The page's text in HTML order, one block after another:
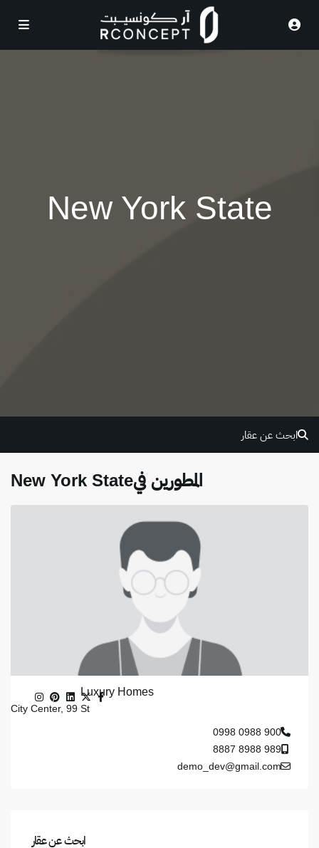
New York State
ابحث عن عقار
المطورين فيNew York State
Luxury Homes
City Center, 99 St
900 0988 0998
989 8988 8887
demo_dev@gmail.com
ابحث عن عقار